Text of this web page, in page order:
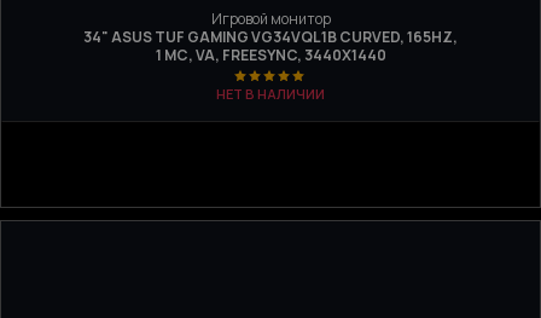
Игровой монитор
34" ASUS TUF GAMING VG34VQL1B CURVED, 165HZ,
1 МС, VA, FREESYNC, 3440Х1440
НЕТ В НАЛИЧИИ